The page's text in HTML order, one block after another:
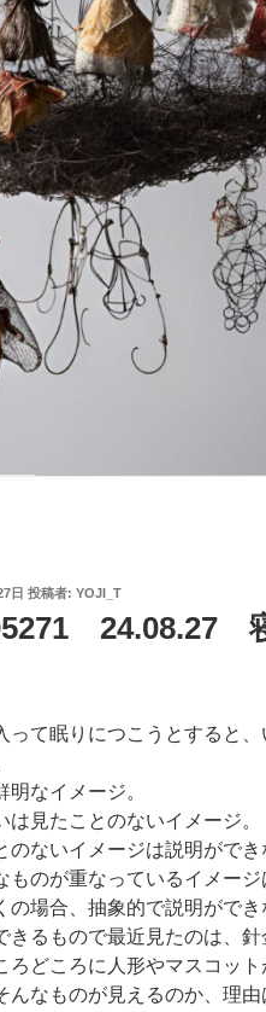
日 投稿者: YOJI_T
24.08.27
って眠りにつこうとすると
明なイメージ。
は見たことのないイメージ。
のないイメージは説明ができ
ものが重なっているイメー
の場合、抽象的で説明ができ
きるもので最近見たのは、針
ろどころに人形やマスコット
んなものが見えるのか、理由